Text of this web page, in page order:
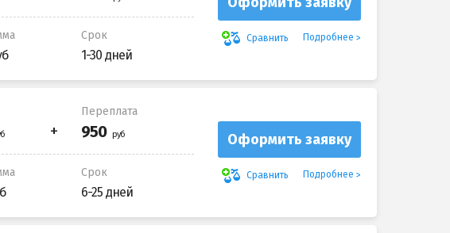
Срок
1-30 дней
Сравнить Подробнее
Переплата
Срок
6-25 дней
Оформить заявку
Сравнить Подробнее